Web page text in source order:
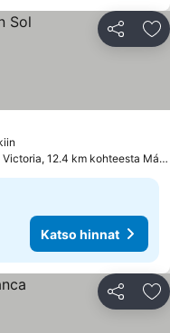
Jaa
Victoria, 12.4 km kohteesta
Katso hinnat
Jaa